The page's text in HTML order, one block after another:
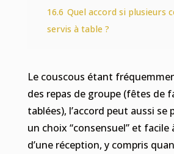
16.6 Quel accord si plusieurs
servis à table ?
Le couscous étant
des repas de groupe (fêtes de
tablées), l’accord peut aussi se
un choix “consensuel” et facile
d’une réception, y compris